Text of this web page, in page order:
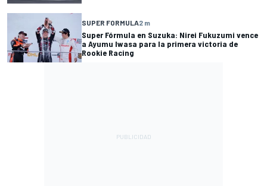
SUPER FORMULA2 m
Super Fórmula en Suzuka: Nirei Fukuzumi vence
a Ayumu Iwasa para la primera victoria de
Rookie Racing